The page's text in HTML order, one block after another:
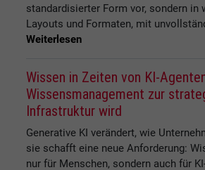
standardisierter Form vor, sondern in
Layouts und Formaten, mit
Weiterlesen
Wissen in Zeiten von KI-
Wissensmanagement zur
Infrastruktur wird
Generative KI verändert, wie
sie schafft eine neue Anforderung:
nur für Menschen, sondern auch für